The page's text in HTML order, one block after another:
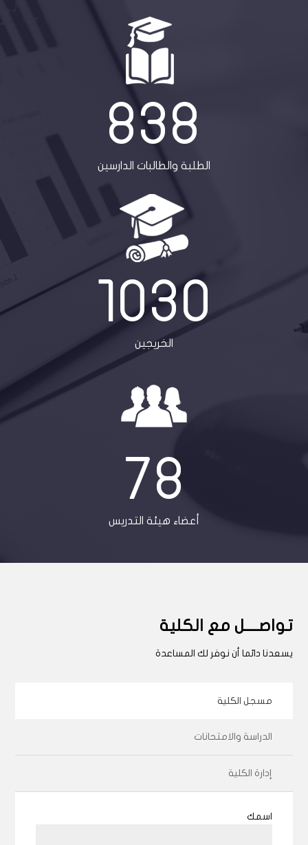
838
الطلبة والطالبات الدارسين
1030
الخريجين
78
أعضاء هيئة التدريس
تواصــــل مع الكلية
يسعدنا دائما أن نوفر لك المساعدة
مسجل الكلية
الدراسة والامتحانات
إدارة الكلية
اسمك